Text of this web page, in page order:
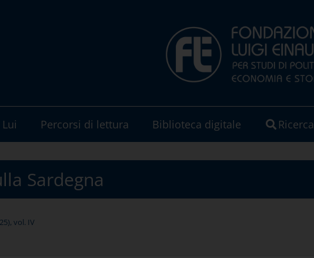
Percorsi di lettura Biblioteca digitale Ricerca
Sardegna
vol. IV